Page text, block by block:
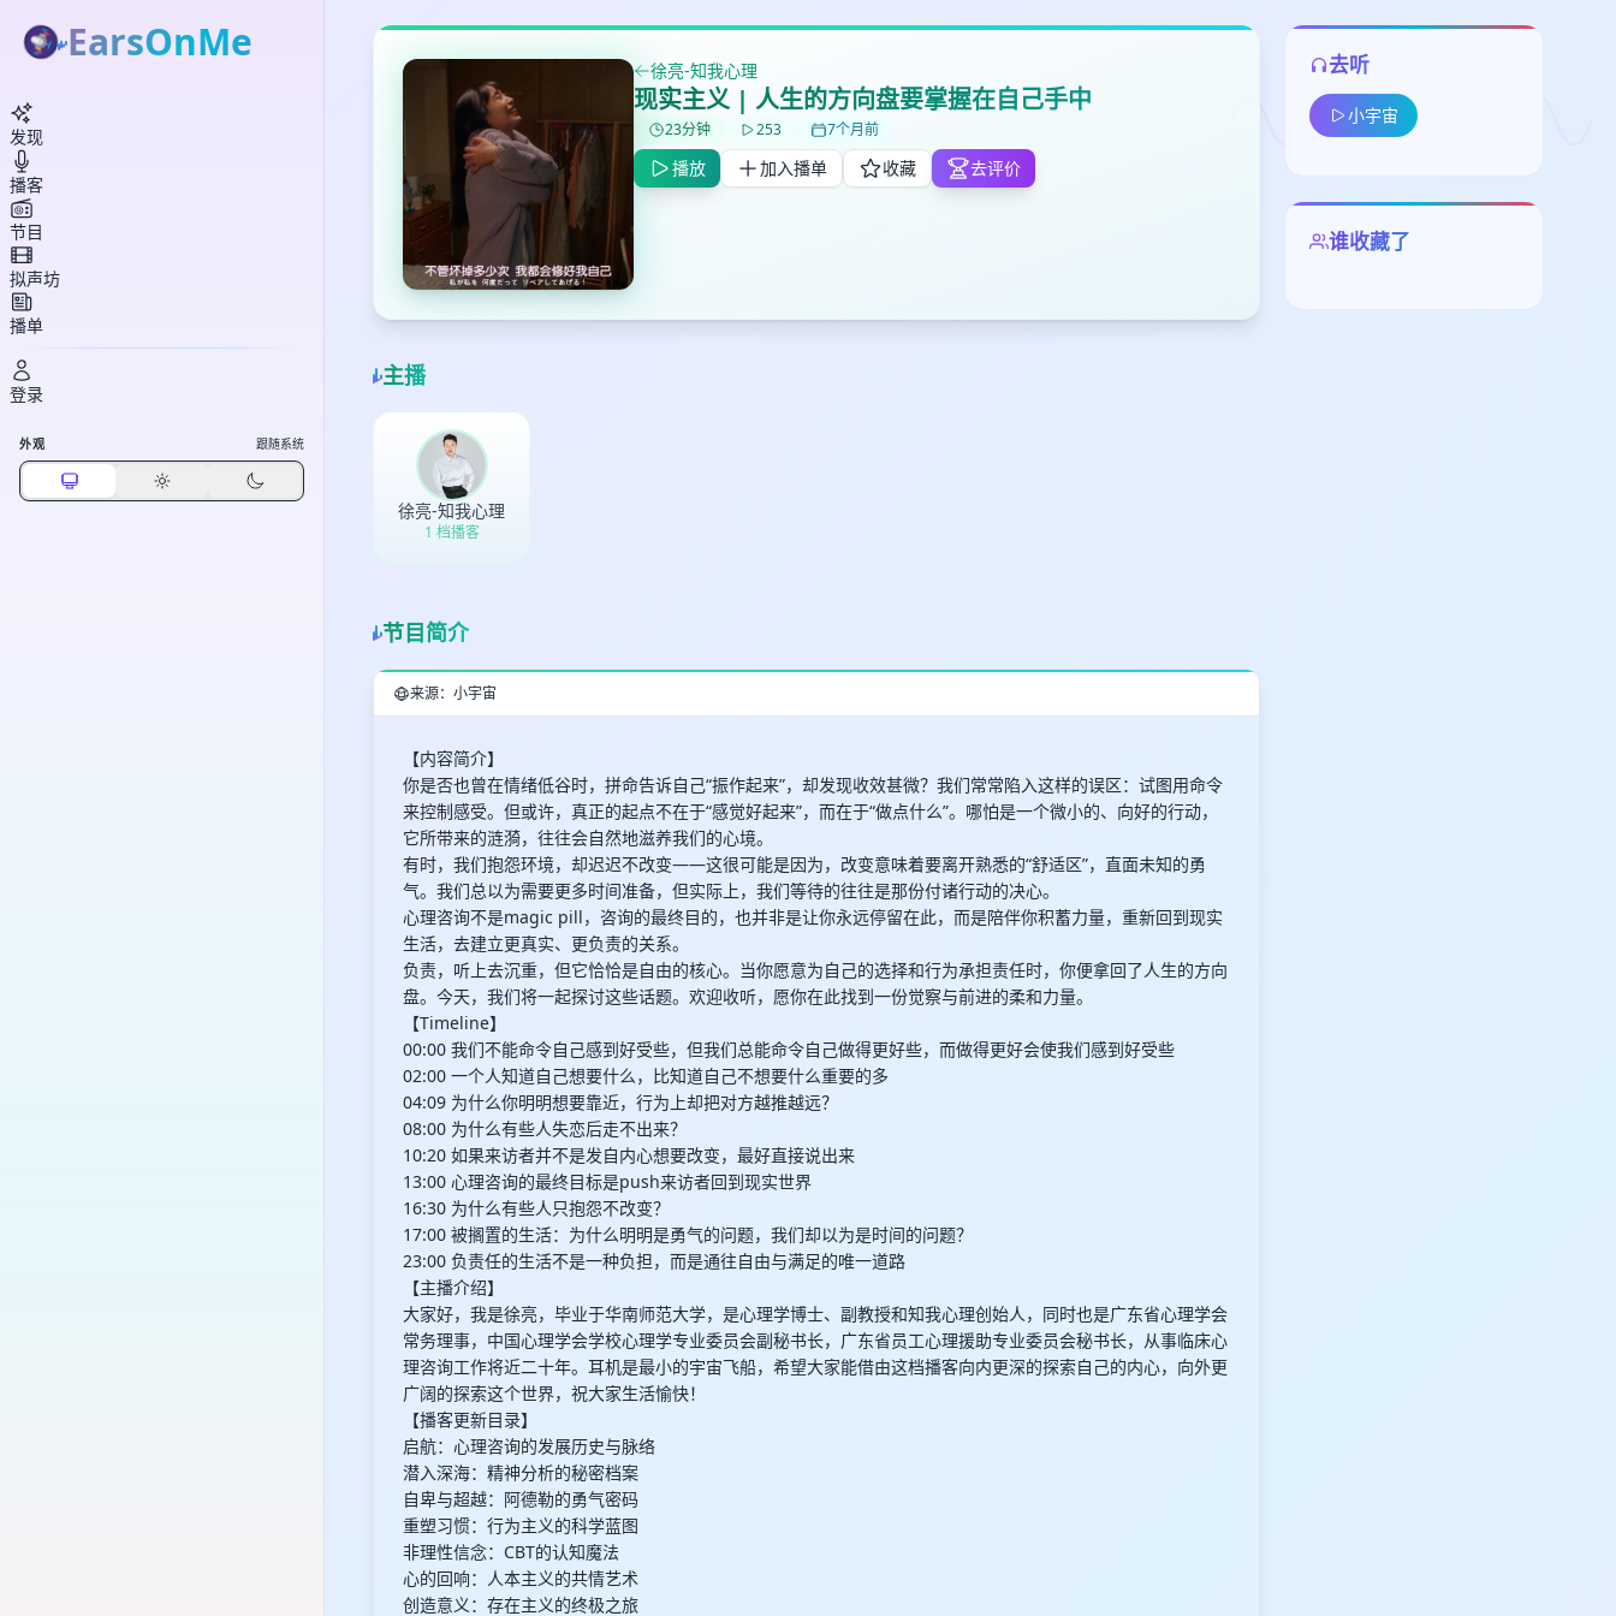
徐亮-知我心理
现实主义 | 人生的方向盘要掌握在自己手中
23分钟 253 7个月前
播放 加入播单 收藏 去评价
主播
徐亮-知我心理
1 档播客
节目简介
来源：小宇宙
【内容简介】
你是否也曾在情绪低谷时，拼命告诉自己“振作起来”，却发现收效甚微？我们常常陷入这样的误区：试图用命令
来控制感受。但或许，真正的起点不在于“感觉好起来”，而在于“做点什么”。哪怕是一个微小的、向好的行动，
它所带来的涟漪，往往会自然地滋养我们的心境。
有时，我们抱怨环境，却迟迟不改变——这很可能是因为，改变意味着要离开熟悉的“舒适区”，直面未知的勇
气。我们总以为需要更多时间准备，但实际上，我们等待的往往是那份付诸行动的决心。
心理咨询不是magic pill，咨询的最终目的，也并非是让你永远停留在此，而是陪伴你积蓄力量，重新回到现实
生活，去建立更真实、更负责的关系。
负责，听上去沉重，但它恰恰是自由的核心。当你愿意为自己的选择和行为承担责任时，你便拿回了人生的方向
盘。今天，我们将一起探讨这些话题。欢迎收听，愿你在此找到一份觉察与前进的柔和力量。
【Timeline】
00:00 我们不能命令自己感到好受些，但我们总能命令自己做得更好些，而做得更好会使我们感到好受些
02:00 一个人知道自己想要什么，比知道自己不想要什么重要的多
04:09 为什么你明明想要靠近，行为上却把对方越推越远？
08:00 为什么有些人失恋后走不出来？
10:20 如果来访者并不是发自内心想要改变，最好直接说出来
13:00 心理咨询的最终目标是push来访者回到现实世界
16:30 为什么有些人只抱怨不改变？
17:00 被搁置的生活：为什么明明是勇气的问题，我们却以为是时间的问题？
23:00 负责任的生活不是一种负担，而是通往自由与满足的唯一道路
【主播介绍】
大家好，我是徐亮，毕业于华南师范大学，是心理学博士、副教授和知我心理创始人，同时也是广东省心理学会
常务理事，中国心理学会学校心理学专业委员会副秘书长，广东省员工心理援助专业委员会秘书长，从事临床心
理咨询工作将近二十年。耳机是最小的宇宙飞船，希望大家能借由这档播客向内更深的探索自己的内心，向外更
广阔的探索这个世界，祝大家生活愉快！
【播客更新目录】
启航：心理咨询的发展历史与脉络
潜入深海：精神分析的秘密档案
自卑与超越：阿德勒的勇气密码
重塑习惯：行为主义的科学蓝图
非理性信念：CBT的认知魔法
心的回响：人本主义的共情艺术
创造意义：存在主义的终极之旅
去听
小宇宙
谁收藏了
打分
鼠标下留人
高
删除确认
EarsOnMe
发现
播客
节目
拟声坊
播单
登录
外观 跟随系统
加入播单